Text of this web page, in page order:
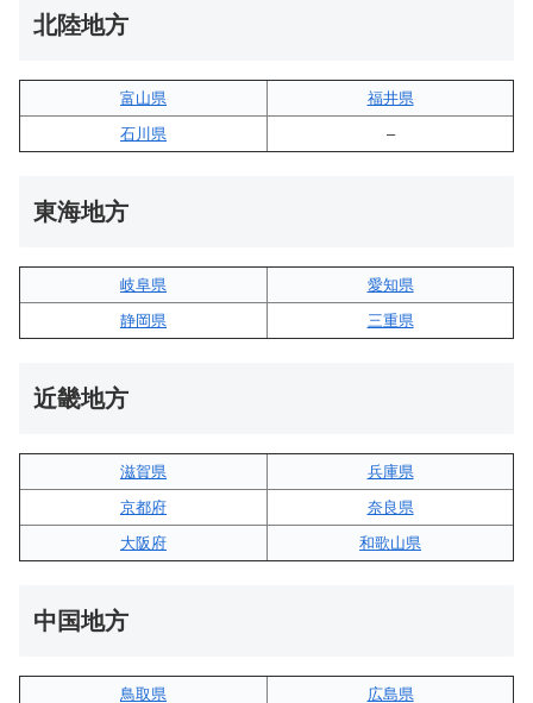
北陸地方
富山県
福井県
石川県
–
東海地方
岐阜県
愛知県
静岡県
三重県
近畿地方
滋賀県
兵庫県
京都府
奈良県
大阪府
和歌山県
中国地方
鳥取県 広島県